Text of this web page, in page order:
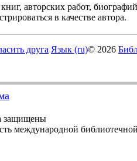
авторских работ,
в качестве автора.
друга Язык (ru)© 2026
защищены
международной